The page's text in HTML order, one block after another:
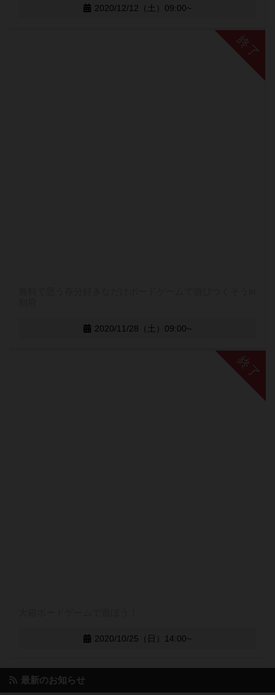
2020/12/12（土）09:00~
終了
2020/11/28（土）09:00~
終了
2020/10/25（日）14:00~
最新のお知らせ